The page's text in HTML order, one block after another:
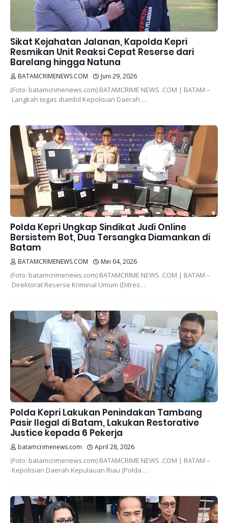
Sikat Kejahatan Jalanan, Kapolda Kepri
Resmikan Unit Reaksi Cepat Reserse dari
Barelang hingga Natuna
BATAMCRIMENEWS.COM Juni 29, 2026
(Foto: batamcrimenews.com) BATAMCRIME NEWS .COM | BATAM –
Langkah tegas diambil Kepolisian Daerah …
Polda Kepri Ungkap Sindikat Judi Online
Bersistem Bot, Dua Tersangka Diamankan di
Batam
BATAMCRIMENEWS.COM Mei 04, 2026
(Foto: batamcrimenews.com) BATAMCRIME NEWS .COM | BATAM –
Direktorat Reserse Kriminal Umum (Ditres…
Polda Kepri Lakukan Penindakan Tambang
Pasir Ilegal di Batam, Lakukan Restorative
Justice kepada 6 Pekerja
batamcrimenews.com April 28, 2026
(Foto: batamcrimenews.com) BATAMCRIME NEWS .COM | BATAM –
Kepolisian Daerah Kepulauan Riau (Polda …